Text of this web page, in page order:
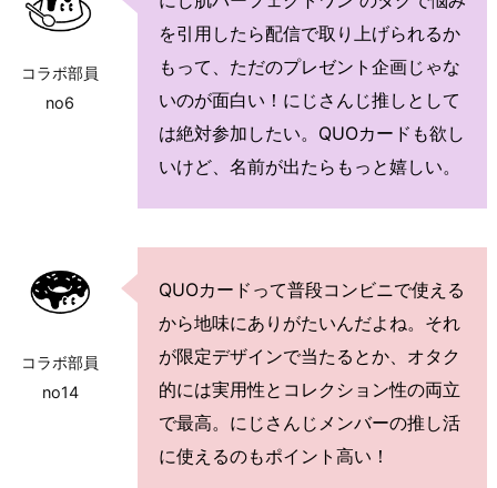
コラボ部員
no6
を引用したら配信で取り上げられるか
もって、ただのプレゼント企画じゃな
いのが面白い！にじさんじ推しとして
は絶対参加したい。QUOカードも欲し
いけど、名前が出たらもっと嬉しい。
コラボ部員
no14
QUOカードって普段コンビニで使える
から地味にありがたいんだよね。それ
が限定デザインで当たるとか、オタク
的には実用性とコレクション性の両立
で最高。にじさんじメンバーの推し活
に使えるのもポイント高い！